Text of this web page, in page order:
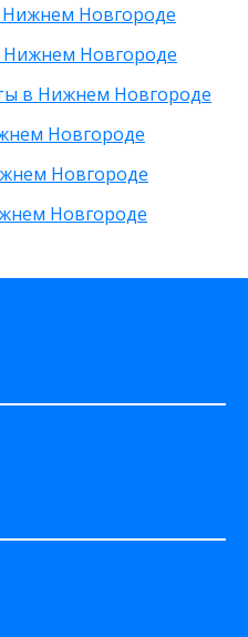
Нижнем Новгороде
Нижнем Новгороде
в Нижнем Новгороде
Новгороде
Новгороде
Новгороде